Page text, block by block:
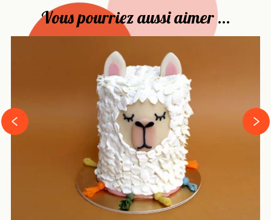
Vous pourriez aussi aimer ...
‹
›